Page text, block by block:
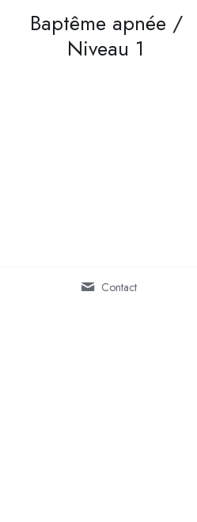
Baptême apnée /
Niveau 1
Contact